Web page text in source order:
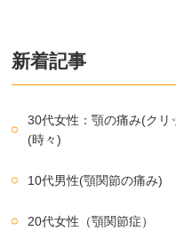
新着記事
30代女性：顎の痛み(ク
(時々)
10代男性(顎関節の痛み)
20代女性（顎関節症）